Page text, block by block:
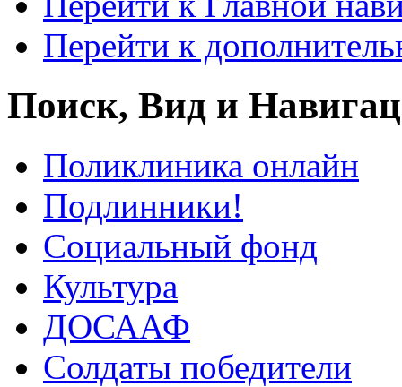
Перейти к
Поиск, Вид и
Поликлиника онлайн
Подлинники!
Социальный фонд
Культура
ДОСААФ
Солдаты победители